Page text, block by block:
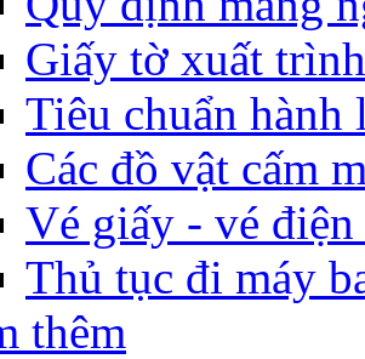
Giấy tờ xuất
Tiêu chuẩn
Các đồ vật cấm
Vé giấy - vé
Thủ tục đi máy
thêm